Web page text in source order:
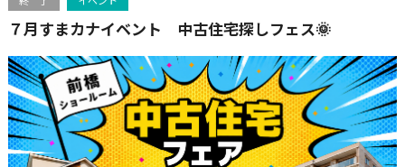
７月すまカナイベント 中古住宅探しフェス🌞